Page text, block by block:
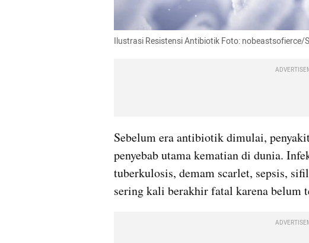
Ilustrasi Resistensi Antibiotik Foto: nobeastsofierce/
Sebelum era antibiotik dimulai,
penyebab utama kematian di dunia.
tuberkulosis, demam scarlet, sepsis,
sering kali berakhir fatal karena belum